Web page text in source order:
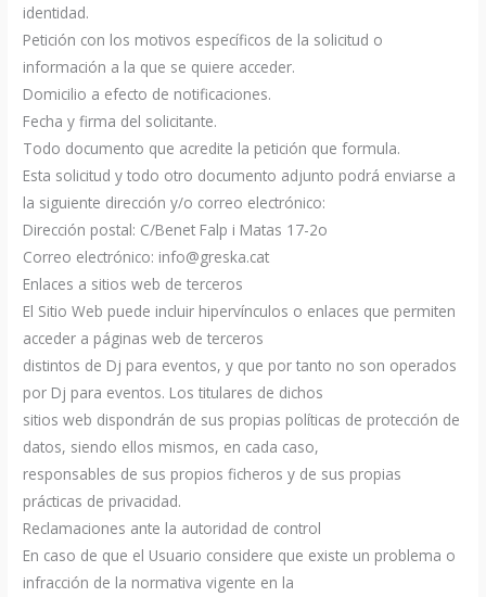
identidad.
Petición con los motivos específicos de la solicitud o
información a la que se quiere acceder.
Domicilio a efecto de notificaciones.
Fecha y firma del solicitante.
Todo documento que acredite la petición que formula.
Esta solicitud y todo otro documento adjunto podrá enviarse a
la siguiente dirección y/o correo electrónico:
Dirección postal: C/Benet Falp i Matas 17-2o
Correo electrónico: info@greska.cat
Enlaces a sitios web de terceros
El Sitio Web puede incluir hipervínculos o enlaces que permiten
acceder a páginas web de terceros
distintos de Dj para eventos, y que por tanto no son operados
por Dj para eventos. Los titulares de dichos
sitios web dispondrán de sus propias políticas de protección de
datos, siendo ellos mismos, en cada caso,
responsables de sus propios ficheros y de sus propias
prácticas de privacidad.
Reclamaciones ante la autoridad de control
En caso de que el Usuario considere que existe un problema o
infracción de la normativa vigente en la